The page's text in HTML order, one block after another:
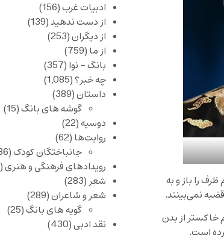
را باز و به
نمی‌بینند.
خاکستر از بدن
است.
ادبیات غرب(156)
از دست ندهید(139)
از دیگران(253)
از ما (759)
بانگ – نوا (357)
چه خبر؟(1,085)
داستان(389)
گوشه های بانگ(15)
دوسیه(22)
روایت‌ها (62)
جانباختگان کودک(36)
رویدادهای فرهنگی و هنری(1,147)
شعر(283)
شعر و شاعران(289)
گویه های بانگ(25)
نقد ادبی(430)